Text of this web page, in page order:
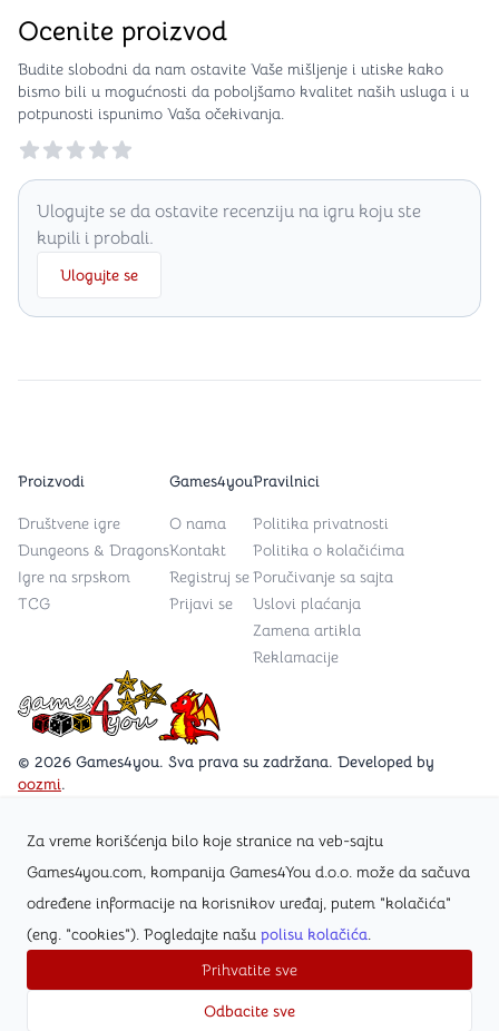
Za vreme korišćenja bilo koje stranice na veb-sajtu
Games4you.com, kompanija Games4You d.o.o. može da sačuva
određene informacije na korisnikov uređaj, putem "kolačića"
(eng. "cookies"). Pogledajte našu polisu kolačića.
Prihvatite sve
Odbacite sve
Ocenite proizvod
Budite slobodni da nam ostavite Vaše mišljenje i utiske kako
bismo bili u mogućnosti da poboljšamo kvalitet naših usluga i u
potpunosti ispunimo Vaša očekivanja.
Reviews
Ulogujte se da ostavite recenziju na igru koju ste
kupili i probali.
Ulogujte se
Games4you logo
© 2026 Games4you. Sva prava su zadržana. Developed by
oozmi.
Posetite Facebook stranicu /Games4you.rs
Zapratite Instagram profil @games4yours
Proizvodi
Društvene igre
Dungeons & Dragons
Igre na srpskom
TCG
Games4you
O nama
Kontakt
Registruj se
Prijavi se
Pravilnici
Politika privatnosti
Politika o kolačićima
Poručivanje sa sajta
Uslovi plaćanja
Zamena artikla
Reklamacije